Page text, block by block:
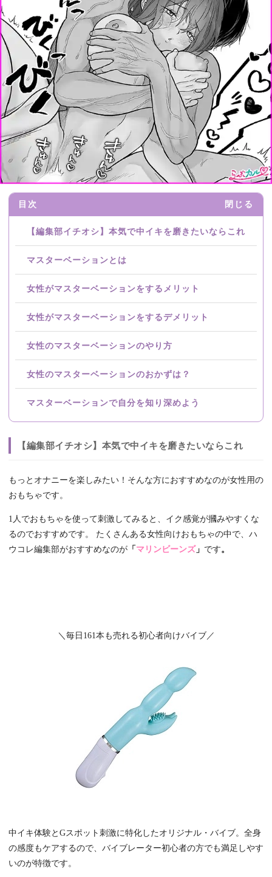
目次 閉じる
【編集部イチオシ】本気で中イキを磨きたいならこれ
マスターベーションとは
女性がマスターベーションをするメリット
女性がマスターベーションをするデメリット
女性のマスターベーションのやり方
女性のマスターベーションのおかずは？
マスターベーションで自分を知り深めよう
【編集部イチオシ】本気で中イキを磨きたいならこれ
もっとオナニーを楽しみたい！そんな方におすすめなのが女性用の
おもちゃです。
1人でおもちゃを使って刺激してみると、イク感覚が摑みやすくな
るのでおすすめです。 たくさんある女性向けおもちゃの中で、ハ
ウコレ編集部がおすすめなのが 「 マリンビーンズ 」 です。
＼毎日161本も売れる初心者向けバイブ／
中イキ体験とGスポット刺激に特化したオリジナル・バイブ。全身
の感度もケアするので、バイブレーター初心者の方でも満足しやす
いのが特徴です。